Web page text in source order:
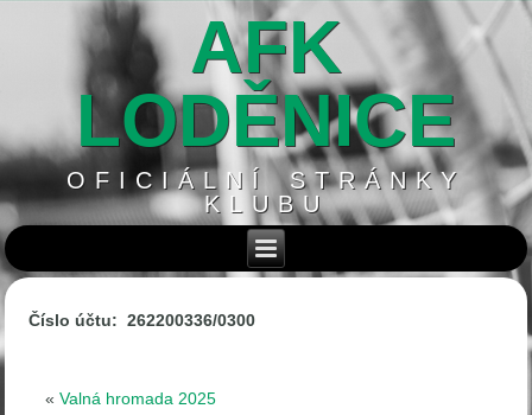
AFK
LODĚNICE
OFICIÁLNÍ STRÁNKY
KLUBU
Číslo účtu: 262200336/0300
«Valná hromada 2025